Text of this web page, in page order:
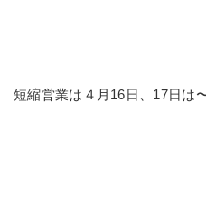
短縮営業は４月16日、17日は